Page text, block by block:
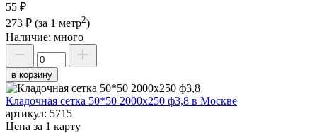
55 ₽
273 ₽ (за 1 метр2)
Наличие: много
в корзину
Кладочная сетка 50*50 2000х250 ф3,8 в Москве
артикул: 5715
Цена за 1 карту